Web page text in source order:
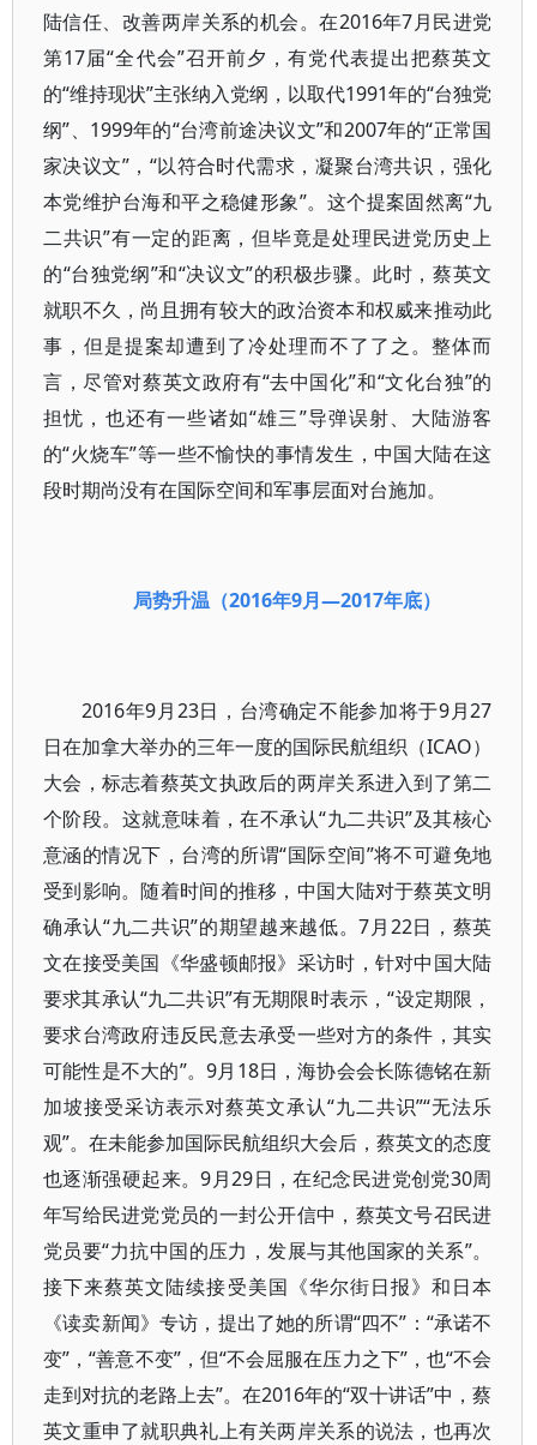
陆信任、改善两岸关系的机会。在2016年7月民进党
第17届“全代会”召开前夕，有党代表提出把蔡英文
的“维持现状”主张纳入党纲，以取代1991年的“台独党
纲”、1999年的“台湾前途决议文”和2007年的“正常国
家决议文”，“以符合时代需求，凝聚台湾共识，强化
本党维护台海和平之稳健形象”。这个提案固然离“九
二共识”有一定的距离，但毕竟是处理民进党历史上
的“台独党纲”和“决议文”的积极步骤。此时，蔡英文
就职不久，尚且拥有较大的政治资本和权威来推动此
事，但是提案却遭到了冷处理而不了了之。整体而
言，尽管对蔡英文政府有“去中国化”和“文化台独”的
担忧，也还有一些诸如“雄三”导弹误射、大陆游客
的“火烧车”等一些不愉快的事情发生，中国大陆在这
段时期尚没有在国际空间和军事层面对台施加。
局势升温（2016年9月—2017年底）
2016年9月23日，台湾确定不能参加将于9月27
日在加拿大举办的三年一度的国际民航组织（ICAO）
大会，标志着蔡英文执政后的两岸关系进入到了第二
个阶段。这就意味着，在不承认“九二共识”及其核心
意涵的情况下，台湾的所谓“国际空间”将不可避免地
受到影响。随着时间的推移，中国大陆对于蔡英文明
确承认“九二共识”的期望越来越低。7月22日，蔡英
文在接受美国《华盛顿邮报》采访时，针对中国大陆
要求其承认“九二共识”有无期限时表示，“设定期限，
要求台湾政府违反民意去承受一些对方的条件，其实
可能性是不大的”。9月18日，海协会会长陈德铭在新
加坡接受采访表示对蔡英文承认“九二共识”“无法乐
观”。在未能参加国际民航组织大会后，蔡英文的态度
也逐渐强硬起来。9月29日，在纪念民进党创党30周
年写给民进党党员的一封公开信中，蔡英文号召民进
党员要“力抗中国的压力，发展与其他国家的关系”。
接下来蔡英文陆续接受美国《华尔街日报》和日本
《读卖新闻》专访，提出了她的所谓“四不”：“承诺不
变”，“善意不变”，但“不会屈服在压力之下”，也“不会
走到对抗的老路上去”。在2016年的“双十讲话”中，蔡
英文重申了就职典礼上有关两岸关系的说法，也再次